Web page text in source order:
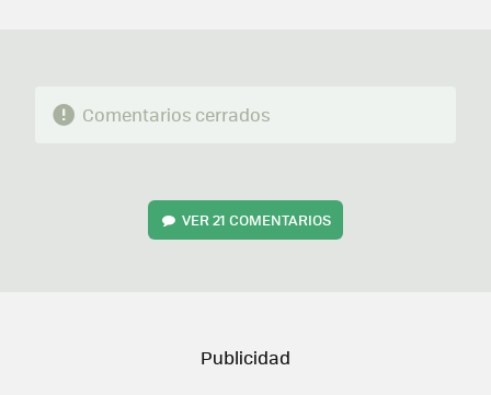
Comentarios cerrados
VER21 COMENTARIOS